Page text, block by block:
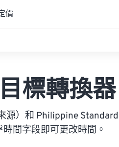
價
標轉換器
源）和 Philippine
間字段即可更改時間。